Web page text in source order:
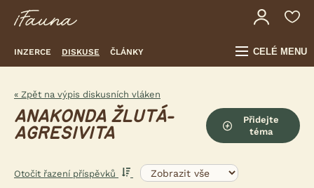
INZERCE DISKUSE ČLÁNKY CELÉ MENU
« Zpět na výpis diskusních vláken
ANAKONDA ŽLUTÁ-
AGRESIVITA
Přidejte
téma
Otočit řazení příspěvků